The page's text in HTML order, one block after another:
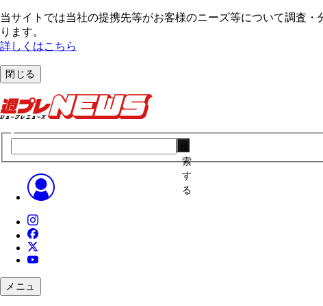
当サイトでは当社の提携先等がお客様のニーズ等について調査
ります。
詳しくはこちら
閉じる
索
す
る
メニュ